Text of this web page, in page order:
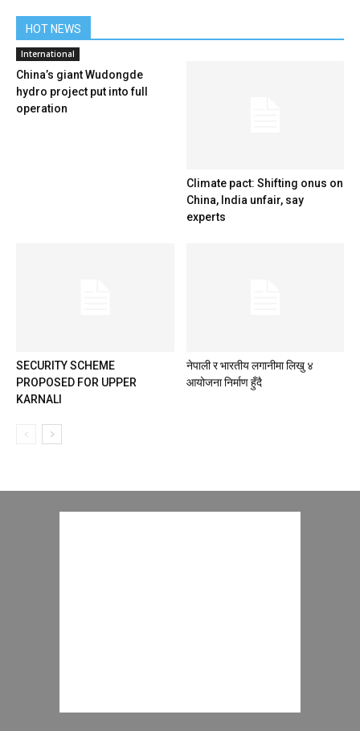
HOT NEWS
International
China’s giant Wudongde
hydro project put into full
operation
Climate pact: Shifting onus on
China, India unfair, say
experts
SECURITY SCHEME
PROPOSED FOR UPPER
KARNALI
नेपाली र भारतीय लगानीमा लिखु ४
आयोजना निर्माण हुँदै